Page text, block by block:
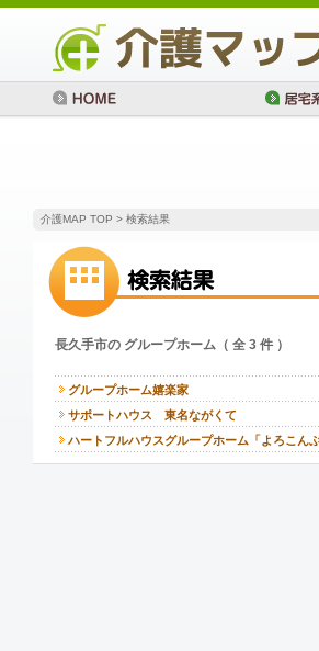
介護MAP TOP > 検索結果
長久手市の グループホーム（ 全 3 件 ）
グループホーム嬉楽家
サポートハウス 東名ながくて
ハートフルハウスグループホーム「よろこんぶ